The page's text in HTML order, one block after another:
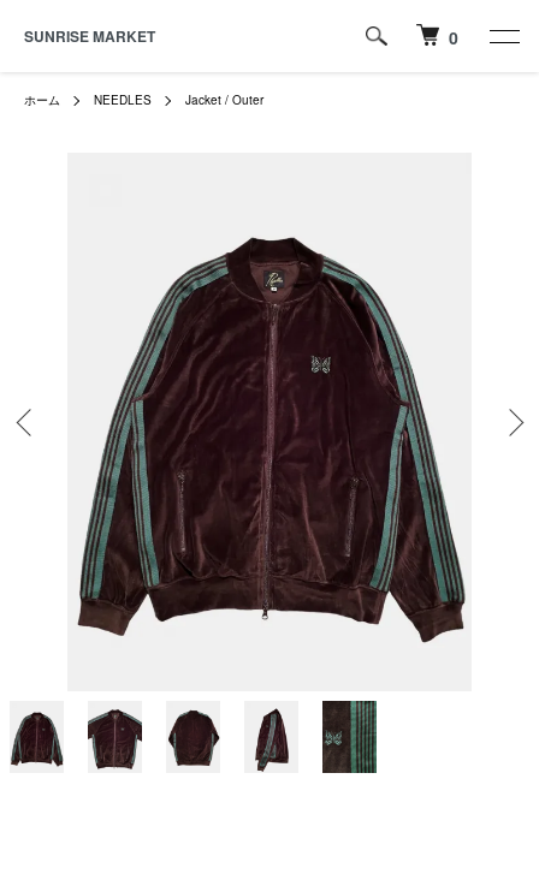
SUNRISE MARKET 0
ホーム NEEDLES Jacket / Outer